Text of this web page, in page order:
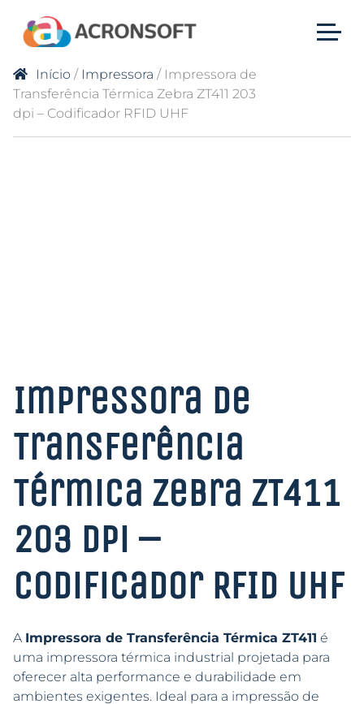
Início / Impressora / Impressora de
Transferência Térmica Zebra ZT411 203
dpi – Codificador RFID UHF
Impressora de
Transferência
Térmica Zebra ZT411
203 dpi –
Codificador RFID UHF
A Impressora de Transferência Térmica ZT411 é
uma impressora térmica industrial projetada para
oferecer alta performance e durabilidade em
ambientes exigentes. Ideal para a impressão de